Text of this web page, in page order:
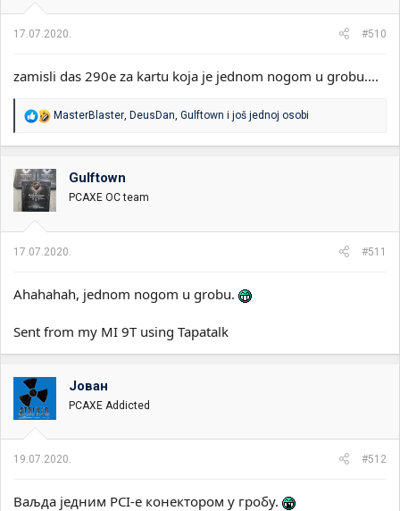
17.07.2020. #510
zamisli das 290e za kartu koja je jednom nogom u grobu....
R
a
o
v
n
j
:
MasterBlaster, DeusDan, Gulftown i još jednoj osobi
Gulftown
PCAXE OC team
17.07.2020. #511
Ahahahah, jednom nogom u grobu.
Sent from my MI 9T using Tapatalk
Јован
PCAXE Addicted
19.07.2020. #512
Ваљда једним PCI-e конектором у гробу.